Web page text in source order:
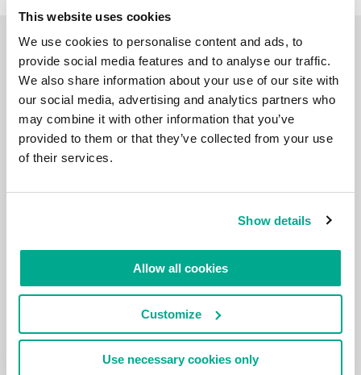
This website uses cookies
We use cookies to personalise content and ads, to
provide social media features and to analyse our traffic.
We also share information about your use of our site with
our social media, advertising and analytics partners who
may combine it with other information that you’ve
provided to them or that they’ve collected from your use
of their services.
Show details
Allow all cookies
Customize
Use necessary cookies only
VIDEO